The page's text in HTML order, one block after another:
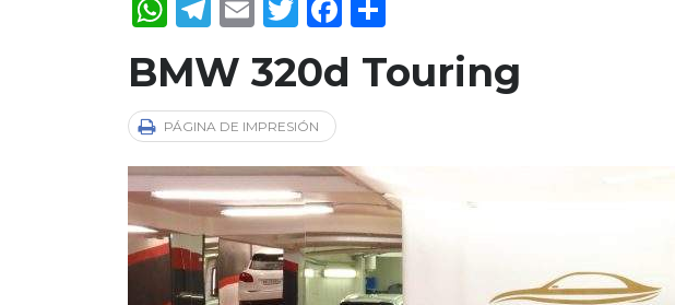
BMW 320d Touring
PÁGINA DE IMPRESIÓN